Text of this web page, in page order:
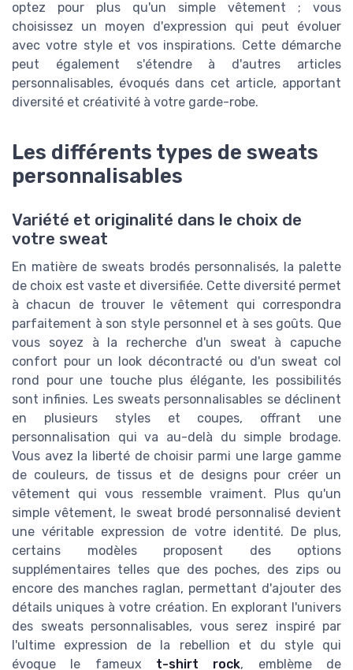
optez pour plus qu'un simple vêtement ; vous
choisissez un moyen d'expression qui peut évoluer
avec votre style et vos inspirations. Cette démarche
peut également s'étendre à d'autres articles
personnalisables, évoqués dans cet article, apportant
diversité et créativité à votre garde-robe.
Les différents types de sweats
personnalisables
Variété et originalité dans le choix de
votre sweat
En matière de sweats brodés personnalisés, la palette
de choix est vaste et diversifiée. Cette diversité permet
à chacun de trouver le vêtement qui correspondra
parfaitement à son style personnel et à ses goûts. Que
vous soyez à la recherche d'un sweat à capuche
confort pour un look décontracté ou d'un sweat col
rond pour une touche plus élégante, les possibilités
sont infinies. Les sweats personnalisables se déclinent
en plusieurs styles et coupes, offrant une
personnalisation qui va au-delà du simple brodage.
Vous avez la liberté de choisir parmi une large gamme
de couleurs, de tissus et de designs pour créer un
vêtement qui vous ressemble vraiment. Plus qu'un
simple vêtement, le sweat brodé personnalisé devient
une véritable expression de votre identité. De plus,
certains modèles proposent des options
supplémentaires telles que des poches, des zips ou
encore des manches raglan, permettant d'ajouter des
détails uniques à votre création. En explorant l'univers
des sweats personnalisables, vous serez inspiré par
l'ultime expression de la rebellion et du style qui
évoque le fameux t-shirt rock, emblème de